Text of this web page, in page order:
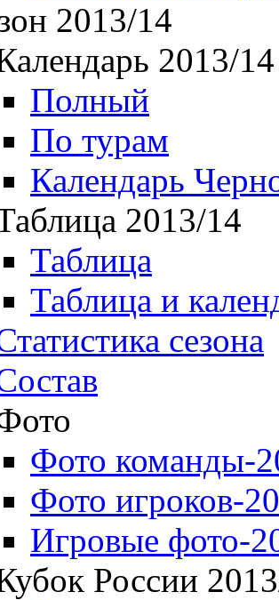
2013/14
2013/14
Полный
По турам
Календарь
2013/14
Таблица
Таблица и
сезона
Фото команды-
Фото игроков-
Игровые фото-
России